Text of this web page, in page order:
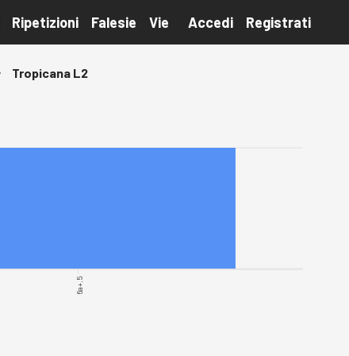
Ripetizioni Falesie Vie Accedi Registrati
Tropicana L2
6a+.5